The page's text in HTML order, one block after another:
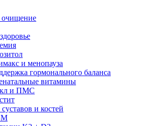
очищение
и менопауза
гормонального баланса
витамины
и ПМС
и костей